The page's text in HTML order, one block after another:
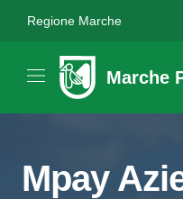
Regione Marche
Marche
Mpay